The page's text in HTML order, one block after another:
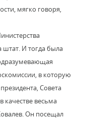
мягко говоря,
штат. И тогда была
в которую
Совета
качестве весьма
Он посещал